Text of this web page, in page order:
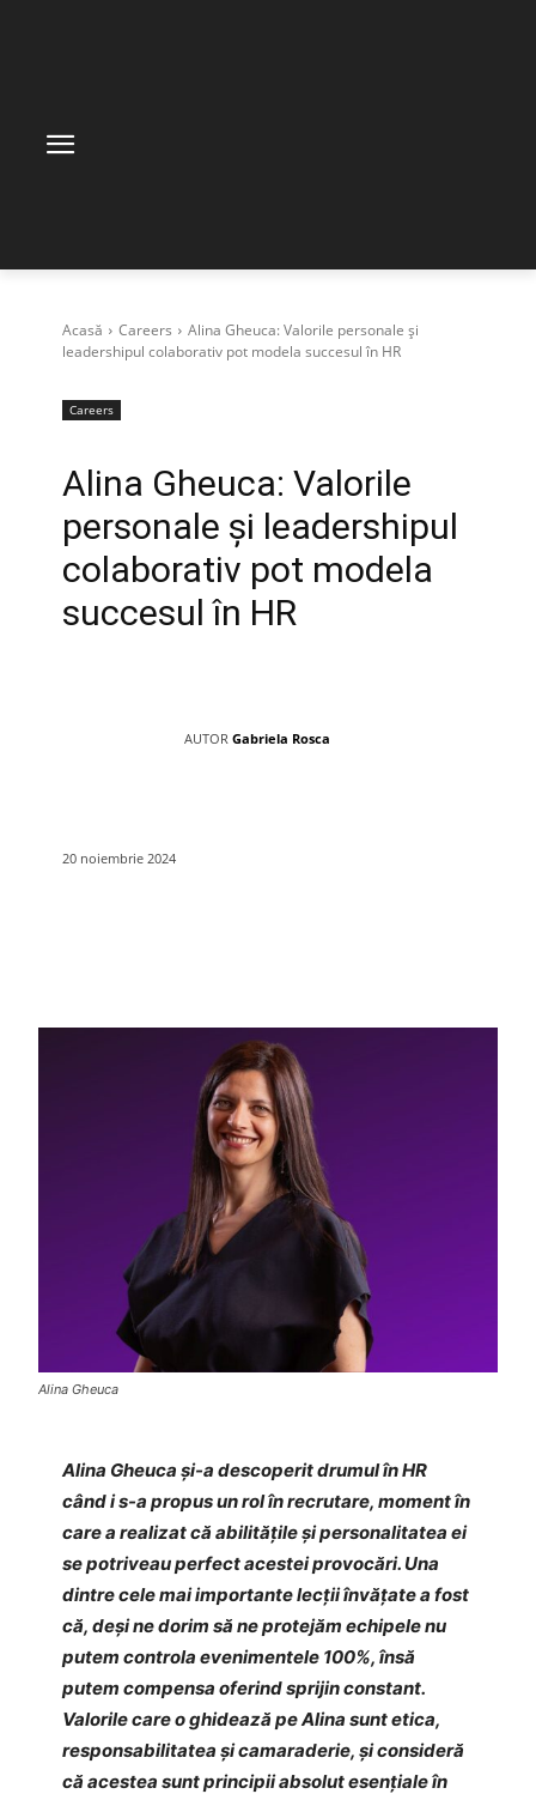
Acasă Careers
Alina Gheuca: Valorile personale și
leadershipul colaborativ pot modela succesul în HR
Careers
Alina Gheuca: Valorile
personale și leadershipul
colaborativ pot modela
succesul în HR
AUTOR Gabriela Rosca
20 noiembrie 2024
Alina Gheuca
Alina Gheuca și-a descoperit drumul în HR
când i s-a propus un rol în recrutare, moment în
care a realizat că abilitățile și personalitatea ei
se potriveau perfect acestei provocări. Una
dintre cele mai importante lecții învățate a fost
că, deși ne dorim să ne protejăm echipele nu
putem controla evenimentele 100%, însă
putem compensa oferind sprijin constant.
Valorile care o ghidează pe Alina sunt etica,
responsabilitatea și camaraderie, și consideră
că acestea sunt principii absolut esențiale în